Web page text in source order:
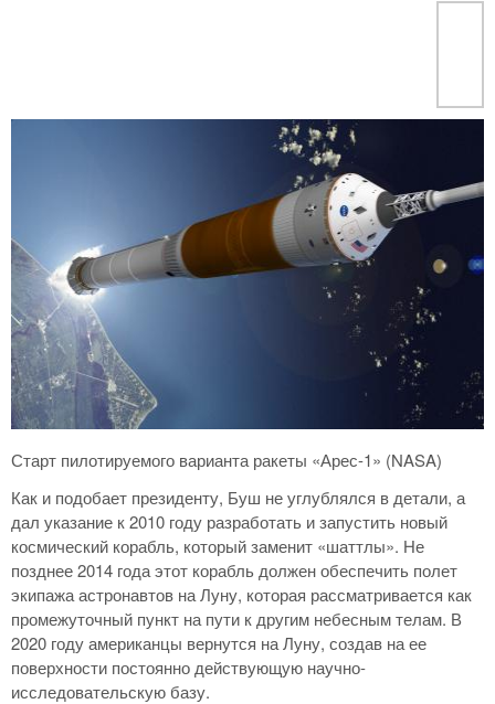
Старт пилотируемого варианта ракеты «Арес-1» (NASA)
Как и подобает президенту, Буш не углублялся в детали, а
дал указание к 2010 году разработать и запустить новый
космический корабль, который заменит «шаттлы». Не
позднее 2014 года этот корабль должен обеспечить полет
экипажа астронавтов на Луну, которая рассматривается как
промежуточный пункт на пути к другим небесным телам. В
2020 году американцы вернутся на Луну, создав на ее
поверхности постоянно действующую научно-
исследовательскую базу.